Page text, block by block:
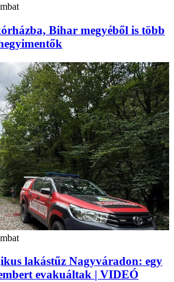
Bihar megyéből is több
lakástűz Nagyváradon: egy
evakuáltak | VIDEÓ